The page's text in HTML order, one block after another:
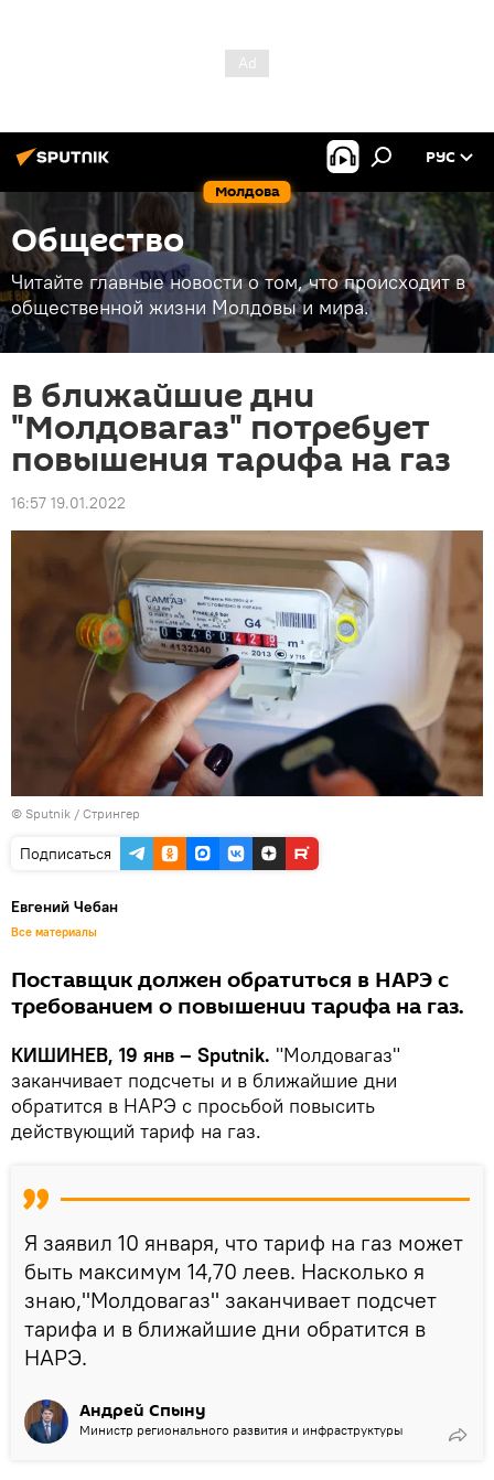
Молдова
РУС
Общество
Читайте главные новости о том, что происходит в
общественной жизни Молдовы и мира.
В ближайшие дни
"Молдовагаз" потребует
повышения тарифа на газ
16:57 19.01.2022
© Sputnik / Стрингер
Подписаться
Евгений Чебан
Все материалы
Поставщик должен обратиться в НАРЭ с
требованием о повышении тарифа на газ.
КИШИНЕВ, 19 янв – Sputnik. "Молдовагаз"
заканчивает подсчеты и в ближайшие дни
обратится в НАРЭ с просьбой повысить
действующий тариф на газ.
Я заявил 10 января, что тариф на газ может
быть максимум 14,70 леев. Насколько я
знаю,"Молдовагаз" заканчивает подсчет
тарифа и в ближайшие дни обратится в
НАРЭ.
Андрей Спыну
Министр регионального развития и инфраструктуры